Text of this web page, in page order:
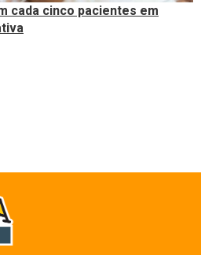
cada cinco pacientes em